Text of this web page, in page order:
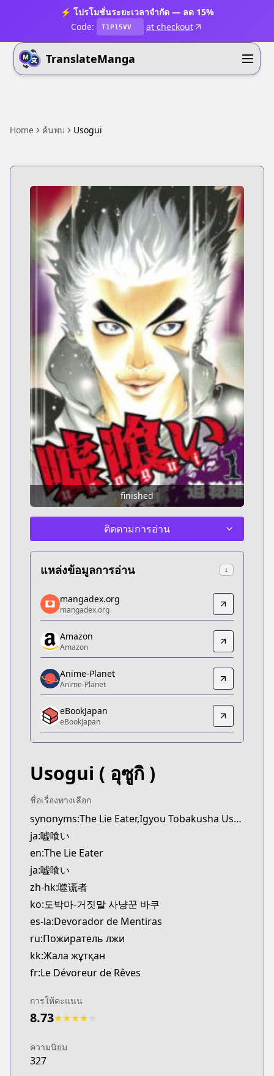
⚡ โปรโมชั่นระยะเวลาจำกัด — ลด 15%
Code:
T1P15VV at checkout
TranslateManga
Home ค้นพบ Usogui
finished
ติดตามการอ่าน
แหล่งข้อมูลการอ่าน ↓
mangadex.org
mangadex.org
https://mangadex.org/title/a07320a4-afcd-413a-
Amazon
Amazon
https://www.amazon.co.jp/gp/product/
Anime-Planet
Anime-Planet
https://www.anime-planet.com/manga/usogui
eBookJapan
eBookJapan
Kitsu
https://kitsu.app/manga/19590
CDJapan
CDJapan
https://www.anime-planet.com/manga/https://
MangaUpdates
MangaUpdates
https://www.mangaupdates.com/
Book☆Walker
Book☆Walker
https://bookwalker.jp/series/12464/list
mangadex.org
mangadex.org
Amazon
Amazon
Anime-Planet
Anime-Planet
eBookJapan
eBookJapan
Usogui ( อุซูกิ )
ชื่อเรื่องทางเลือก
synonyms:The Lie Eater,Igyou Tobakusha Usokui,Yakou-san
ja:嘘喰い
en:The Lie Eater
ja:嘘喰い
zh-hk:噬谎者
ko:도박마-거짓말 사냥꾼 바쿠
es-la:Devorador de Mentiras
ru:Пожиратель лжи
kk:Жала жұтқан
fr:Le Dévoreur de Rêves
การให้คะแนน
8.73★★★★
ความนิยม
327